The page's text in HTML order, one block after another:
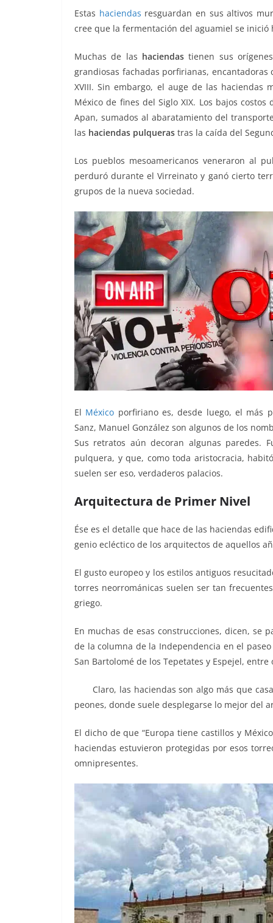
Estas haciendas resguardan en sus altivos
cree que la fermentación del aguamiel se inició
Muchas de las haciendas tienen sus
grandiosas fachadas porfirianas,
XVIII. Sin embargo, el auge de las
México de fines del Siglo XIX. Los bajos
Apan, sumados al abaratamiento del
las haciendas pulqueras tras la caída del
Los pueblos mesoamericanos veneraron al
perduró durante el Virreinato y ganó cierto
grupos de la nueva sociedad.
El México porfiriano es, desde luego, el más
Sanz, Manuel González son algunos de los
Sus retratos aún decoran algunas paredes.
pulquera, y que, como toda aristocracia,
suelen ser eso, verdaderos palacios.
Arquitectura de Primer Nivel
Ése es el detalle que hace de las haciendas
genio ecléctico de los arquitectos de aquellos
El gusto europeo y los estilos antiguos
torres neorrománicas suelen ser tan
griego.
En muchas de esas construcciones, dicen, se
de la columna de la Independencia en el
San Bartolomé de los Tepetates y Espejel, entre
Claro, las haciendas son algo más que
peones, donde suele desplegarse lo mejor del
El dicho de que “Europa tiene castillos y
haciendas estuvieron protegidas por esos
omnipresentes.